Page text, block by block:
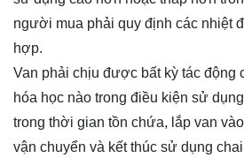
người mua phải quy định các nhiệt
hợp.
Van phải chịu được bất kỳ tác động
hóa học nào trong điều kiện sử
trong thời gian tồn chứa, lắp van
vận chuyển và kết thúc sử dụng